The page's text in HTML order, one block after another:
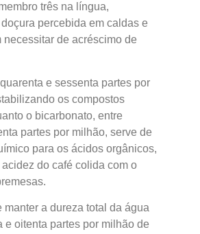
três na língua,
percebida em caldas e
necessitar de acréscimo de
e sessenta partes por
os compostos
o bicarbonato, entre
partes por milhão, serve de
para os ácidos orgânicos,
do café colida com o
manter a dureza total da água
e oitenta partes por milhão de